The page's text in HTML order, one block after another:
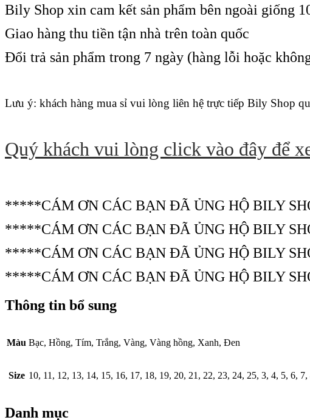
Bily Shop xin cam kết sản phẩm bên ngoài giống
Giao hàng thu tiền tận nhà trên toàn quốc
Đổi trả sản phẩm trong 7 ngày (hàng lỗi hoặc
Lưu ý: khách hàng mua sỉ vui lòng liên hệ trực tiếp Bily Shop
Quý khách vui lòng click vào đây để
*****CÁM ƠN CÁC BẠN ĐÃ ỦNG HỘ BILY
*****CÁM ƠN CÁC BẠN ĐÃ ỦNG HỘ BILY
*****CÁM ƠN CÁC BẠN ĐÃ ỦNG HỘ BILY
*****CÁM ƠN CÁC BẠN ĐÃ ỦNG HỘ BILY
Thông tin bổ sung
Màu Bạc, Hồng, Tím, Trắng, Vàng, Vàng hồng, Xanh, Đen
Size 10, 11, 12, 13, 14, 15, 16, 17, 18, 19, 20, 21, 22, 23, 24, 25, 3, 4, 5, 6, 7,
Danh mục